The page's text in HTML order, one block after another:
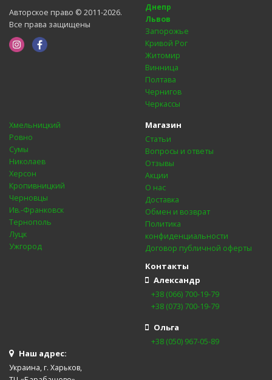
Авторское право © 2011-2026.
Все права защищены
Днепр
Львов
Запорожье
Кривой Рог
Житомир
Винница
Полтава
Чернигов
Черкассы
Хмельницкий
Ровно
Сумы
Николаев
Херсон
Кропивницкий
Черновцы
Ив.-Франковск
Тернополь
Луцк
Ужгород
Магазин
Статьи
Вопросы и ответы
Отзывы
Акции
О нас
Доставка
Обмен и возврат
Политика
конфиденциальности
Договор публичной оферты
Контакты
Александр
+38 (066) 700-19-79
+38 (073) 700-19-79
Ольга
+38 (050) 967-05-89
Наш адрес:
Украина, г. Харьков,